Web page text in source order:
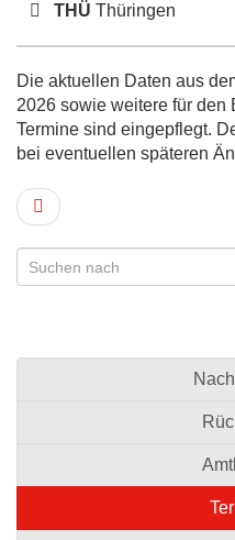
THÜ Thüringen
Die aktuellen Daten aus
2026 sowie weitere für den
Termine sind eingepflegt.
bei eventuellen späteren